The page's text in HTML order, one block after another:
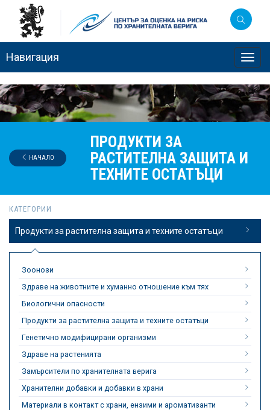
Навигация
ПРОДУКТИ ЗА
РАСТИТЕЛНА ЗАЩИТА И
ТЕХНИТЕ ОСТАТЪЦИ
НАЧАЛО
КАТЕГОРИИ
Продукти за растителна защита и техните остатъци
Зоонози
Здраве на животните и хуманно отношение към тях
Биологични опасности
Продукти за растителна защита и техните остатъци
Генетично модифицирани организми
Здраве на растенията
Замърсители по хранителната верига
Хранителни добавки и добавки в храни
Материали в контакт с храни, ензими и ароматизанти